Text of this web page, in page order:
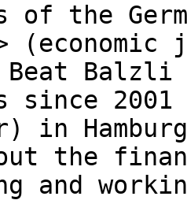
of the
(economic
Balzli
since 2001
in
the
and